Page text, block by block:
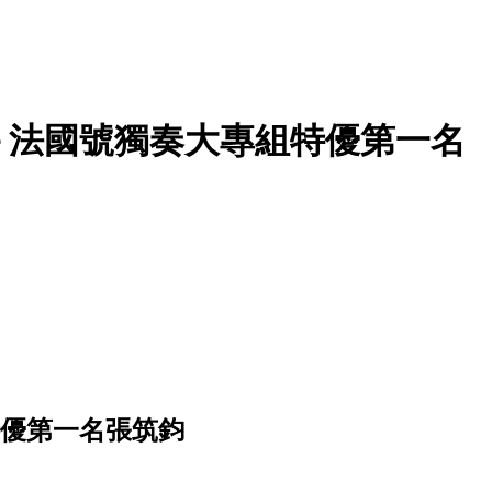
國號獨奏大專組特優第一名
第一名張筑鈞